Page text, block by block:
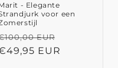
- Elegante
voor een
EUR
EUR